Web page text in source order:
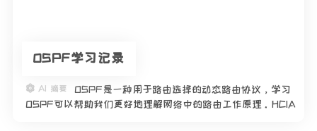
OSPF学习记录
AI 摘要
OSPF是一种用于路由选择的动态路由协议，学习
OSPF可以帮助我们更好地理解网络中的路由工作原理。HCIA